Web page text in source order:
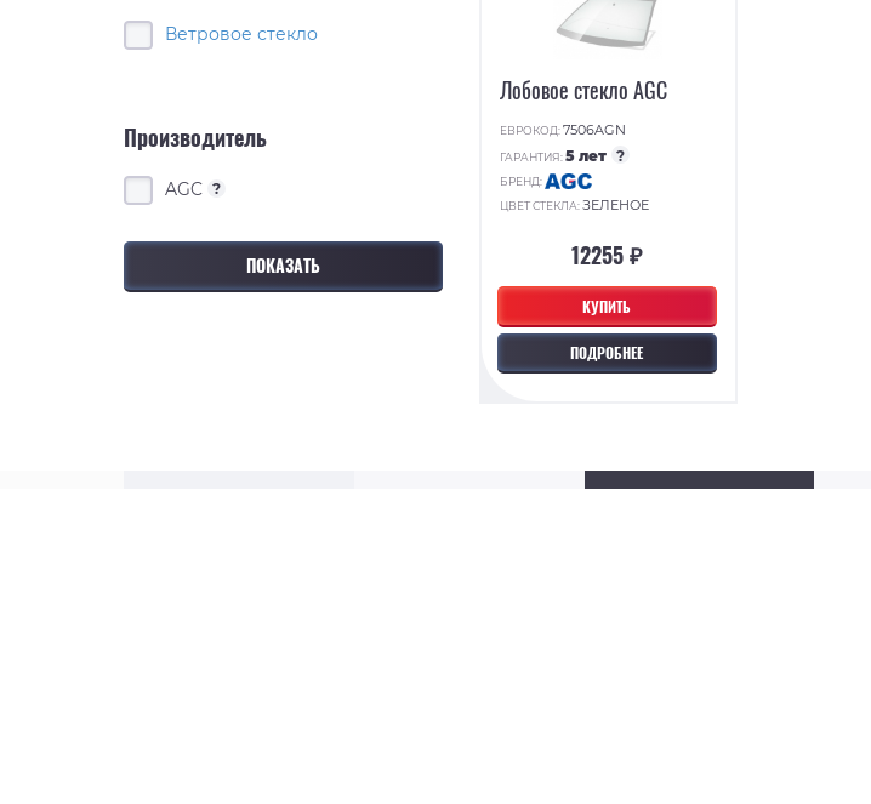
Ветровое стекло
Производитель
AGC ?
КУПИТЬ
ПОДРОБНЕЕ
Лобовое стекло AGC
ЕВРОКОД:7506AGN
ГАРАНТИЯ:5 лет ?
БРЕНД:
ЦВЕТ СТЕКЛА:ЗЕЛЕНОЕ
12255 ₽